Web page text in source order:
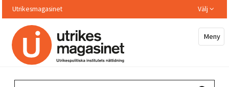
Hoppa
huvudinnehållet
Utrikesmagasinet Välj
Meny